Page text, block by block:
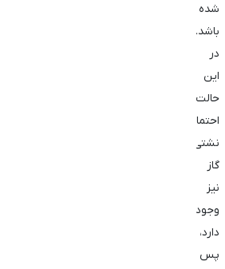
شده
باشد.
در
این
حالت
احتمال
نشتی
گاز
نیز
وجود
دارد،
پس